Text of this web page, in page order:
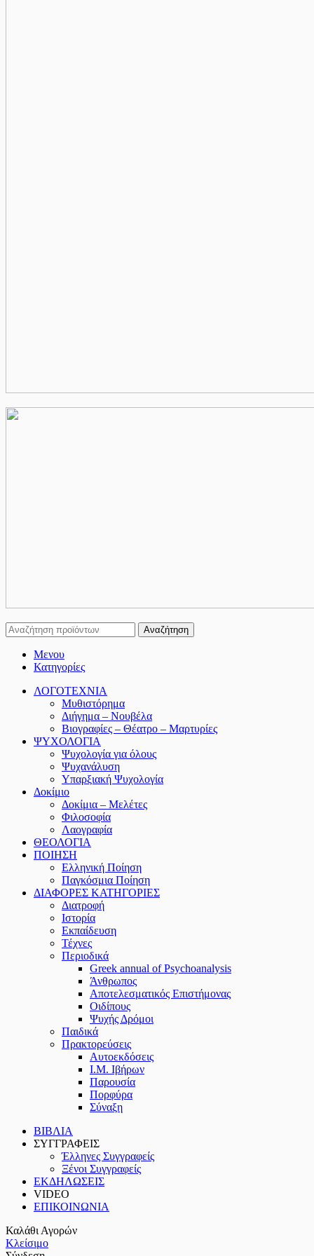
Αναζήτηση
Μενου
Κατηγορίες
ΛΟΓΟΤΕΧΝΙΑ
Μυθιστόρημα
Διήγημα – Νουβέλα
Βιογραφίες – Θέατρο – Μαρτυρίες
ΨΥΧΟΛΟΓΙΑ
Ψυχολογία για όλους
Ψυχανάλυση
Υπαρξιακή Ψυχολογία
Δοκίμιο
Δοκίμια – Μελέτες
Φιλοσοφία
Λαογραφία
ΘΕΟΛΟΓΙΑ
ΠΟΙΗΣΗ
Ελληνική Ποίηση
Παγκόσμια Ποίηση
ΔΙΑΦΟΡΕΣ ΚΑΤΗΓΟΡΙΕΣ
Διατροφή
Ιστορία
Εκπαίδευση
Τέχνες
Περιοδικά
Greek annual of Psychoanalysis
Άνθρωπος
Αποτελεσματικός Επιστήμονας
Οιδίπους
Ψυχής Δρόμοι
Παιδικά
Πρακτoρεύσεις
Αυτοεκδόσεις
Ι.Μ. Ιβήρων
Παρουσία
Πορφύρα
Σύναξη
ΒΙΒΛΙΑ
ΣΥΓΓΡΑΦΕΙΣ
Έλληνες Συγγραφείς
Ξένοι Συγγραφείς
ΕΚΔΗΛΩΣΕΙΣ
VIDEO
ΕΠΙΚΟΙΝΩΝΙΑ
Καλάθι Αγορών
Κλείσιμο